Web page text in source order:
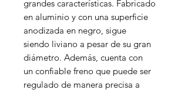
grandes características. Fabricado
en aluminio y con una superficie
anodizada en negro, sigue
siendo liviano a pesar de su gran
diámetro. Además, cuenta con
un confiable freno que puede ser
regulado de manera precisa a